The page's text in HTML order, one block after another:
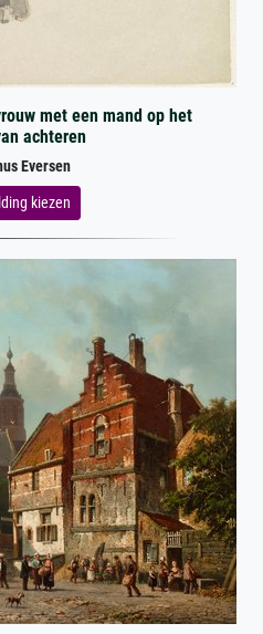
met een mand op het
achteren
Eversen
kiezen